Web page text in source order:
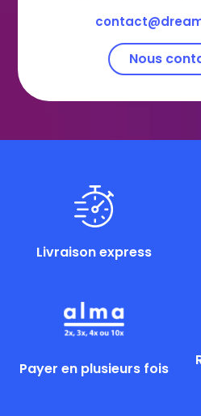
Nous
Livraison express
Payer en plusieurs fois